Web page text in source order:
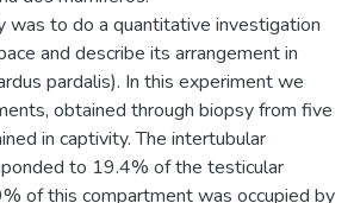
was to do a quantitative investigation
and describe its arrangement in
pardalis). In this experiment we
obtained through biopsy from five
in captivity. The intertubular
to 19.4% of the testicular
of this compartment was occupied by